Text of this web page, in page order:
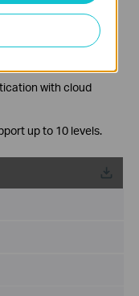
module.
with cloud
up to 10 levels.